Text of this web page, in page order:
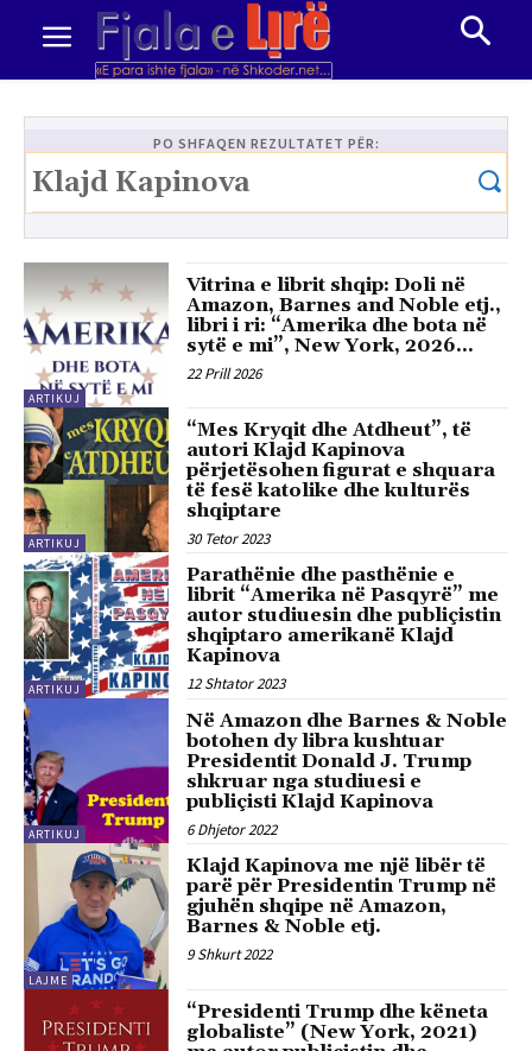
PO SHFAQEN REZULTATET PËR:
ARTIKUJ
Vitrina e librit shqip: Doli në
Amazon, Barnes and Noble etj.,
libri i ri: “Amerika dhe bota në
sytë e mi”, New York, 2026...
22 Prill 2026
ARTIKUJ
“Mes Kryqit dhe Atdheut”, të
autori Klajd Kapinova
përjetësohen figurat e shquara
të fesë katolike dhe kulturës
shqiptare
30 Tetor 2023
ARTIKUJ
Parathënie dhe pasthënie e
librit “Amerika në Pasqyrë” me
autor studiuesin dhe publiçistin
shqiptaro amerikanë Klajd
Kapinova
12 Shtator 2023
ARTIKUJ
Në Amazon dhe Barnes & Noble
botohen dy libra kushtuar
Presidentit Donald J. Trump
shkruar nga studiuesi e
publiçisti Klajd Kapinova
6 Dhjetor 2022
LAJME
Klajd Kapinova me një libër të
parë për Presidentin Trump në
gjuhën shqipe në Amazon,
Barnes & Noble etj.
9 Shkurt 2022
“Presidenti Trump dhe këneta
globaliste” (New York, 2021)